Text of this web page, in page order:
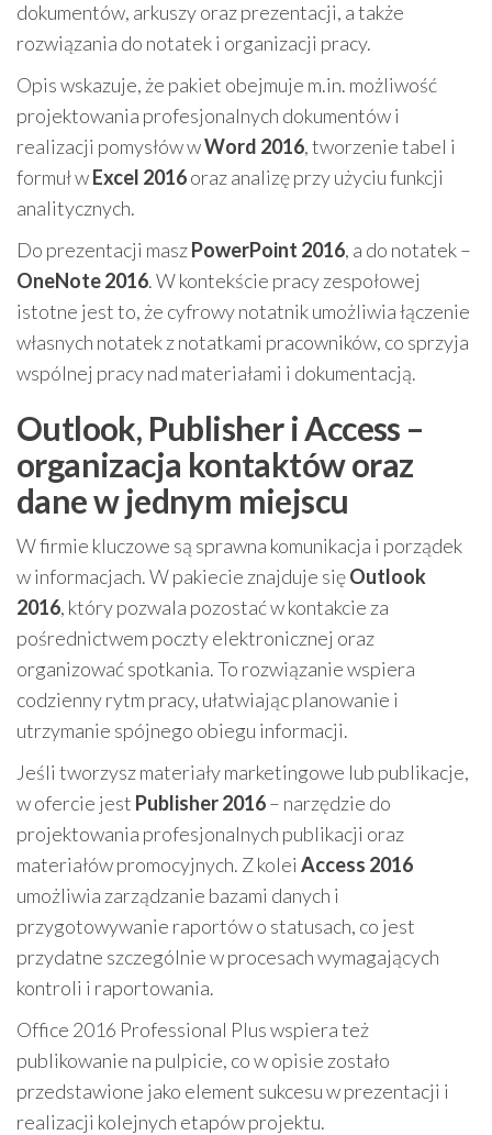
dokumentów, arkuszy oraz prezentacji, a także
rozwiązania do notatek i organizacji pracy.
Opis wskazuje, że pakiet obejmuje m.in. możliwość
projektowania profesjonalnych dokumentów i
realizacji pomysłów wWord 2016, tworzenie tabel i
formuł wExcel 2016oraz analizę przy użyciu funkcji
analitycznych.
Do prezentacji maszPowerPoint 2016, a do notatek –
OneNote 2016. W kontekście pracy zespołowej
istotne jest to, że cyfrowy notatnik umożliwia łączenie
własnych notatek z notatkami pracowników, co sprzyja
wspólnej pracy nad materiałami i dokumentacją.
Outlook, Publisher i Access –
organizacja kontaktów oraz
dane w jednym miejscu
W firmie kluczowe są sprawna komunikacja i porządek
w informacjach. W pakiecie znajduje sięOutlook
2016, który pozwala pozostać w kontakcie za
pośrednictwem poczty elektronicznej oraz
organizować spotkania. To rozwiązanie wspiera
codzienny rytm pracy, ułatwiając planowanie i
utrzymanie spójnego obiegu informacji.
Jeśli tworzysz materiały marketingowe lub publikacje,
w ofercie jest Publisher 2016– narzędzie do
projektowania profesjonalnych publikacji oraz
materiałów promocyjnych. Z kolei Access 2016
umożliwia zarządzanie bazami danych i
przygotowywanie raportów o statusach, co jest
przydatne szczególnie w procesach wymagających
kontroli i raportowania.
Office 2016 Professional Plus wspiera też
publikowanie na pulpicie, co w opisie zostało
przedstawione jako element sukcesu w prezentacji i
realizacji kolejnych etapów projektu.